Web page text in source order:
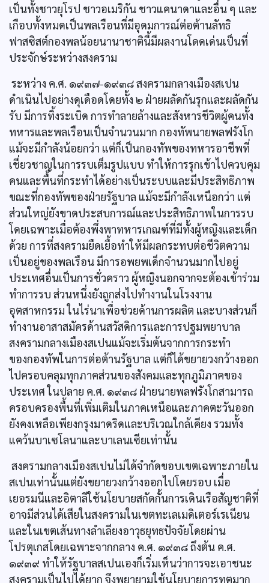
เป็นทั้งชาวยุโรป ชาวอเมริกัน ชาวแคนาดาและอื่น ๆ และ
เกือบทั้งหมดเป็นพลเรือนที่มีอุดมการณ์ต่อต้านลัทธิ
ฟาสซิสต์กองพลน้อยนานาชาตินี้มีผลงานโดดเด่นเป็นที่
ประจักษ์ระหว่างสงคราม
ระหว่าง ค.ศ. ๑๙๓๗-๑๙๓๘ สงครามกลางเมืองสเปน
ดำเนินไปอย่างดุเดือดโดยทั้ง ๒ ฝ่ายผลัดกันรุกและผลัดกัน
รับ มีการทิ้งระเบิด การทำลายล้างและสังหารชีวิตผู้คนทั้ง
ทหารและพลเรือนเป็นจำนวนมาก กองทัพนายพลฟรังโก
แม้จะมีกำลังน้อยกว่า แต่ก็เป็นกองทัพของทหารอาชีพที่
เชี่ยวชาญในการรบเต็มรูปแบบ ทำให้การรุกเข้าไปควบคุม
คนและพื้นที่กระทำได้อย่างเป็นระบบและมีประสิทธิภาพ
ขณะที่กองทัพของฝ่ายรัฐบาล แม้จะมีกำลังเหนือกว่า แต่
ส่วนใหญ่ยังขาดประสบการณ์และประสิทธิภาพในการรบ
โดยเฉพาะเมื่อต้องพึ่งพาทหารเกณฑ์ที่มีทั้งผู้หญิงและเด็ก
ด้วย การที่สงครามยืดเยื้อทำให้มีผลกระทบต่อชีวิตความ
เป็นอยู่ของพลเรือน มีการอพยพเด็กจำนวนมากไปอยู่
ประเทศอื่นเป็นการชั่วคราว ผู้หญิงนอกจากจะต้องเข้าร่วม
ทำการรบ ส่วนหนึ่งยังถูกส่งไปทำงานในโรงงาน
อุตสาหกรรม ในไร่นาเพื่อช่วยด้านการผลิต และบางส่วนก็
ทำงานอาสาสมัครด้านสวัสดิการและการปฐมพยาบาล
สงครามกลางเมืองสเปนแม้จะเริ่มต้นจากการกระทำ
ของกองทัพในการต่อต้านรัฐบาล แต่ก็ได้ขยายวงกว้างออก
ไปครอบคลุมทุกภาคส่วนของสังคมและทุกภูมิภาคของ
ประเทศ ในปลาย ค.ศ. ๑๙๓๘ ฝ่ายนายพลฟรังโกสามารถ
ครอบครองพื้นที่เพิ่มเติมในภาคเหนือและภาคตะวันออก
ยังคงเหลือเพียงกรุงมาดริดและบริเวณใกล้เคียง รวมทั้ง
แคว้นบาเซโลนาและบาเลนเซียเท่านั้น
สงครามกลางเมืองสเปนไม่ได้จำกัดขอบเขตเฉพาะภายใน
สเปนเท่านั้นแต่ยังขยายวงกว้างออกไปโดยรอบ เมื่อ
เยอรมนีและอิตาลีใช้นโยบายสกัดกั้นการเดินเรือสัญชาติที่
อาจมีส่วนได้เสียในสงครามในเขตทะเลเมดิเตอร์เรเนียน
และในเขตเส้นทางลำเลียงอาวุธยุทธปัจจัยโดยผ่าน
โปรตุเกสโดยเฉพาะจากกลาง ค.ศ. ๑๙๓๘ ถึงต้น ค.ศ.
๑๙๓๙ ทำให้รัฐบาลสเปนเองก็เริ่มเห็นว่าการจะเอาชนะ
สงครามเป็นไปได้ยาก จึงพยายามใช้นโยบายการทูตมาก